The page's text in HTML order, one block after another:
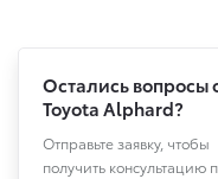
Остались вопросы
Toyota Alphard?
Отправьте заявку, чтобы
получить консультацию